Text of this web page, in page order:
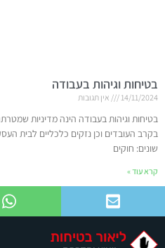
בטיחות וגיהות בעבודה
14/11/2024 אין תגובות
בטיחות וגיהות בעבודה הינה מדיניות
בקרב העובדים וכן נזקים כלכליים לבית
שונים: חוקים
קרא עוד »